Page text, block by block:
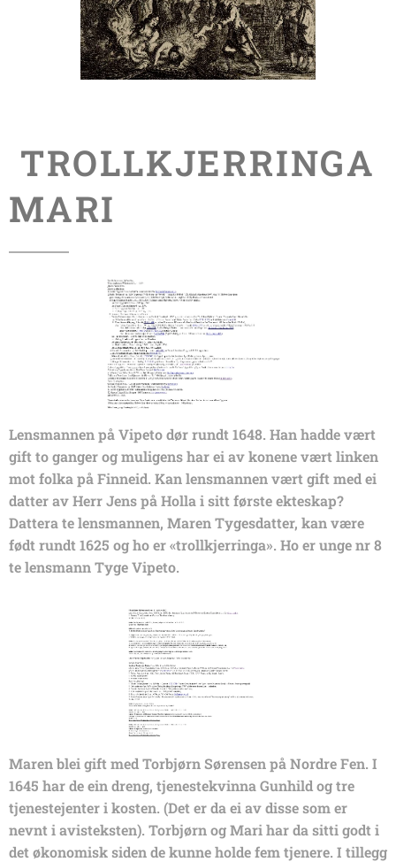
TROLLKJERRINGA
MARI
Lensmannen på Vipeto dør rundt 1648. Han hadde vært
gift to ganger og muligens har ei av konene vært linken
mot folka på Finneid. Kan lensmannen vært gift med ei
datter av Herr Jens på Holla i sitt første ekteskap?
Dattera te lensmannen, Maren Tygesdatter, kan være
født rundt 1625 og ho er «trollkjerringa». Ho er unge nr 8
te lensmann Tyge Vipeto.
Maren blei gift med Torbjørn Sørensen på Nordre Fen. I
1645 har de ein dreng, tjenestekvinna Gunhild og tre
tjenestejenter i kosten. (Det er da ei av disse som er
nevnt i avisteksten). Torbjørn og Mari har da sitti godt i
det økonomisk siden de kunne holde fem tjenere. I tillegg